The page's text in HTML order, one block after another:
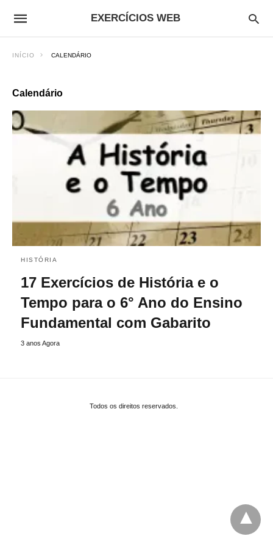
EXERCÍCIOS WEB
INÍCIO CALENDÁRIO
Calendário
HISTÓRIA
17 Exercícios de História e o
Tempo para o 6° Ano do Ensino
Fundamental com Gabarito
3 anos Agora
Todos os direitos reservados.